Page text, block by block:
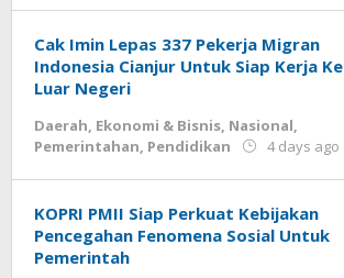
Lesmana
Cak Imin Lepas 337 Pekerja Migran
Indonesia Cianjur Untuk Siap Kerja Ke
Luar Negeri
Daerah, Ekonomi & Bisnis, Nasional,
Pemerintahan, Pendidikan 4 days ago
KOPRI PMII Siap Perkuat Kebijakan
Pencegahan Fenomena Sosial Untuk
Pemerintah